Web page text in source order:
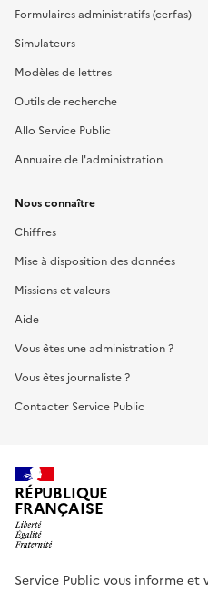
Formulaires administratifs (cerfas)
Simulateurs
Modèles de lettres
Outils de recherche
Allo Service Public
Annuaire de l'administration
Nous connaître
Chiffres
Mise à disposition des données
Missions et valeurs
Aide
Vous êtes une administration ?
Vous êtes journaliste ?
Contacter Service Public
RÉPUBLIQUE
FRANÇAISE
Service Public vous informe et